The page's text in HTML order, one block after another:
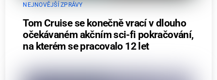
NEJNOVĚJŠÍ ZPRÁVY
Tom Cruise se konečně vrací v dlouho
očekávaném akčním sci-fi pokračování,
na kterém se pracovalo 12 let